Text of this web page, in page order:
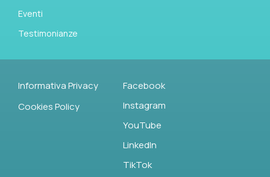
Eventi
Testimonianze
Informativa Privacy
Cookies Policy
Facebook
Instagram
YouTube
LinkedIn
TikTok